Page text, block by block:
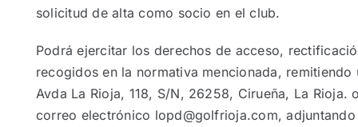
OFERTAS
RESERVAR
solicitud de alta como socio en el club.
Podrá ejercitar los derechos de acceso,
recogidos en la normativa mencionada,
Avda La Rioja, 118, S/N, 26258, Cirueña, La
correo electrónico lopd@golfrioja.com,